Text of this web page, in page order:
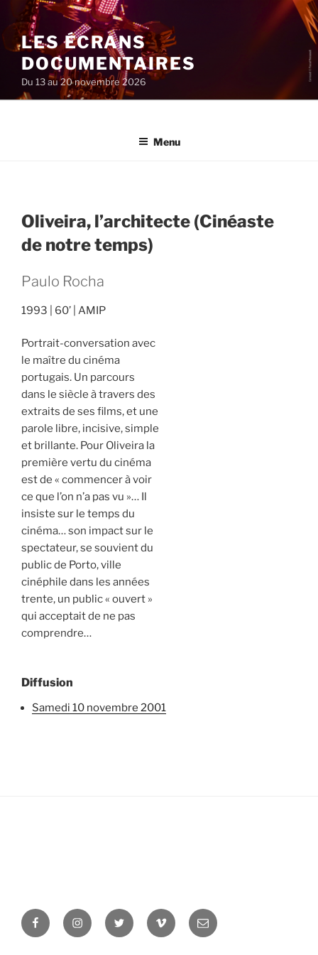
au
contenu
principal
LES ÉCRANS
DOCUMENTAIRES
Du 13 au 20 novembre 2026
Menu
Oliveira, l’architecte (Cinéaste
de notre temps)
Paulo Rocha
1993 60’ AMIP
Portrait-conversation avec
le maître du cinéma
portugais. Un parcours
dans le siècle à travers des
extraits de ses films, et une
parole libre, incisive, simple
et brillante. Pour Oliveira la
première vertu du cinéma
est de « commencer à voir
ce que l’on n’a pas vu »… Il
insiste sur le temps du
cinéma… son impact sur le
spectateur, se souvient du
public de Porto, ville
cinéphile dans les années
trente, un public « ouvert »
qui acceptait de ne pas
comprendre…
Diffusion
samedi 10 novembre 2001
FacebookInstagramTwitter Vimeo Newsletter